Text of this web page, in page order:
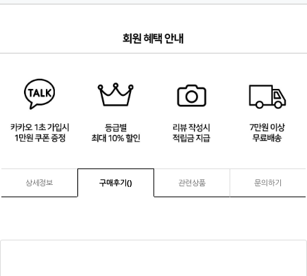
상세정보 구매후기() 관련상품 문의하기